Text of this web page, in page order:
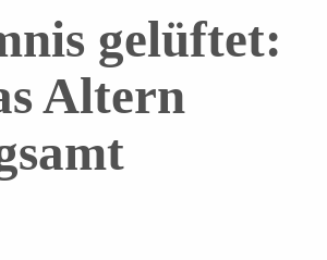
gelüftet:
Altern